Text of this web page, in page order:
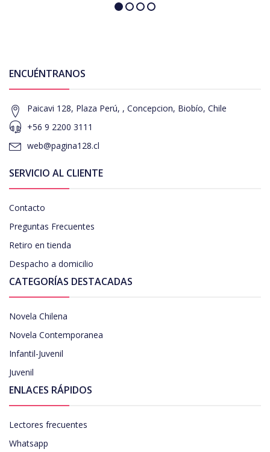
ENCUÉNTRANOS
Paicavi 128, Plaza Perú, , Concepcion, Biobío, Chile
+56 9 2200 3111
web@pagina128.cl
SERVICIO AL CLIENTE
Contacto
Preguntas Frecuentes
Retiro en tienda
Despacho a domicilio
CATEGORÍAS DESTACADAS
Novela Chilena
Novela Contemporanea
Infantil-Juvenil
Juvenil
ENLACES RÁPIDOS
Lectores frecuentes
Whatsapp